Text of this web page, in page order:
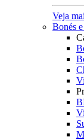
Veja
Bonés